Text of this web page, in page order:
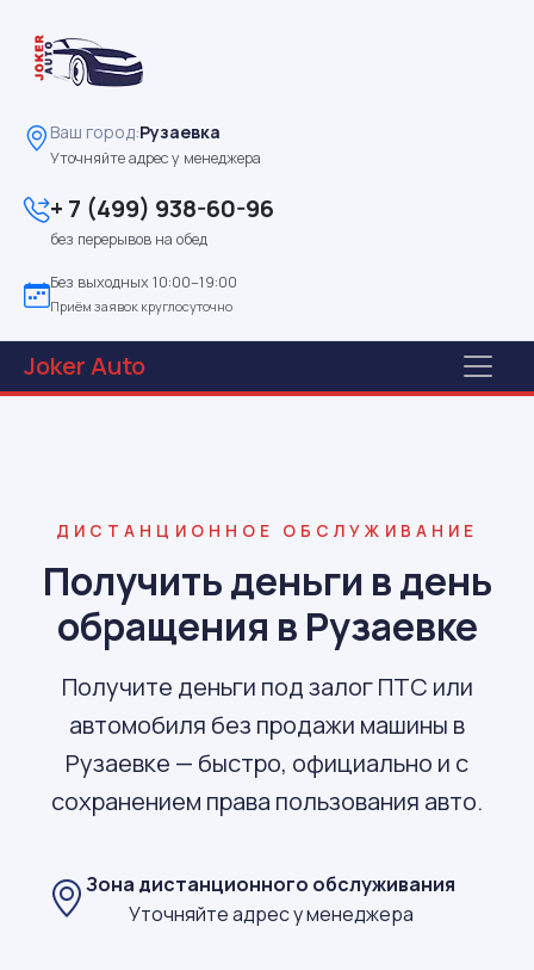
Ваш город:Рузаевка
Уточняйте адрес у менеджера
+ 7 (499) 938-60-96
без перерывов на обед
Без выходных 10:00–19:00
Приём заявок круглосуточно
JokerAuto
ДИСТАНЦИОННОЕ ОБСЛУЖИВАНИЕ
Получить деньги в день
обращения в Рузаевке
Получите деньги под залог ПТС или
автомобиля без продажи машины в
Рузаевке — быстро, официально и с
сохранением права пользования авто.
Зона дистанционного обслуживания
Уточняйте адрес у менеджера